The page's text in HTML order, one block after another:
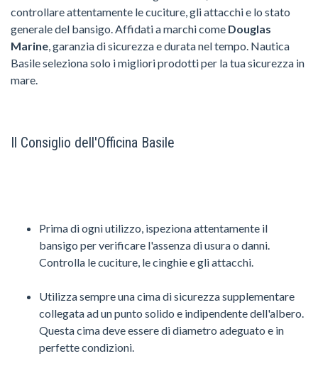
controllare attentamente le cuciture, gli attacchi e lo stato
generale del bansigo. Affidati a marchi come Douglas
Marine , garanzia di sicurezza e durata nel tempo. Nautica
Basile seleziona solo i migliori prodotti per la tua sicurezza in
mare.
Il Consiglio dell'Officina Basile
Prima di ogni utilizzo, ispeziona attentamente il
bansigo per verificare l'assenza di usura o danni.
Controlla le cuciture, le cinghie e gli attacchi.
Utilizza sempre una cima di sicurezza supplementare
collegata ad un punto solido e indipendente dell'albero.
Questa cima deve essere di diametro adeguato e in
perfette condizioni.